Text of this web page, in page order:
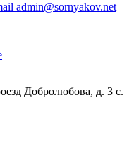
admin@sornyakov.net
Добролюбова, д. 3 с.